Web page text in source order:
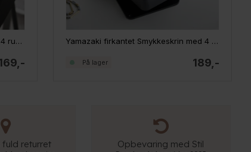
Yamazaki Rundt Smykkeskrin med 4 rum - HVID Yamazaki firkantet Smykkeskrin med 4 rum - SORT
189,-
På lager
returret Opbevaring med Stil